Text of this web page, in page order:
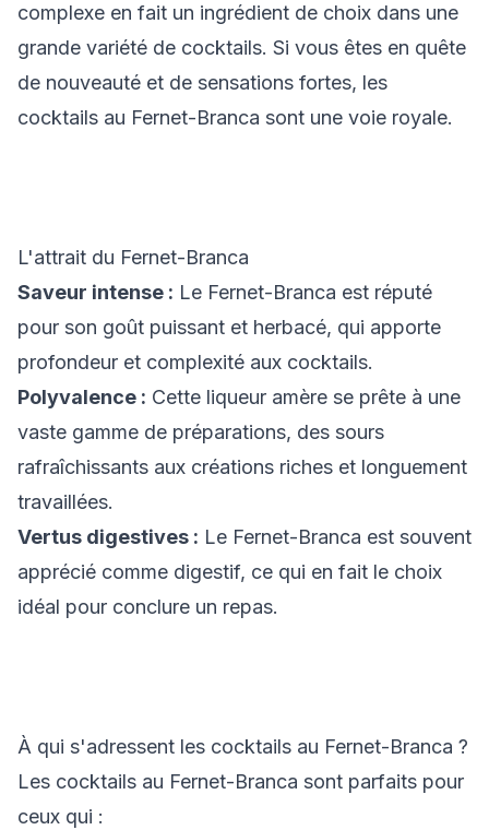
complexe en fait un ingrédient de choix dans une
grande variété de cocktails. Si vous êtes en quête
de nouveauté et de sensations fortes, les
cocktails au Fernet-Branca sont une voie royale.
L'attrait du Fernet-Branca
Saveur intense : Le Fernet-Branca est réputé
pour son goût puissant et herbacé, qui apporte
profondeur et complexité aux cocktails.
Polyvalence : Cette liqueur amère se prête à une
vaste gamme de préparations, des sours
rafraîchissants aux créations riches et longuement
travaillées.
Vertus digestives : Le Fernet-Branca est souvent
apprécié comme digestif, ce qui en fait le choix
idéal pour conclure un repas.
À qui s'adressent les cocktails au Fernet-Branca ?
Les cocktails au Fernet-Branca sont parfaits pour
ceux qui :